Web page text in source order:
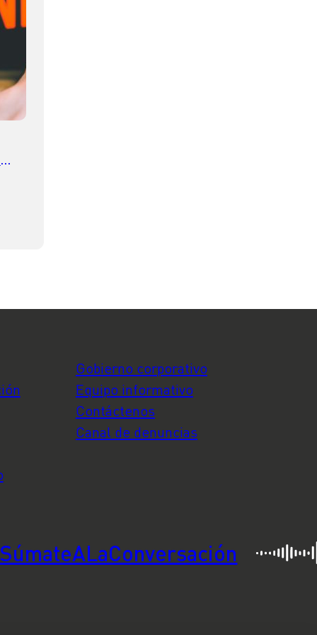
Gobierno corporativo
Equipo informativo
Contáctenos
Canal de denuncias
SúmateALaConversación